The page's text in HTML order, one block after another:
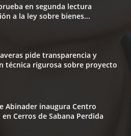
en segunda lectura
a la ley sobre bienes...
pide transparencia y
técnica rigurosa sobre proyecto
Abinader inaugura Centro
Cerros de Sabana Perdida